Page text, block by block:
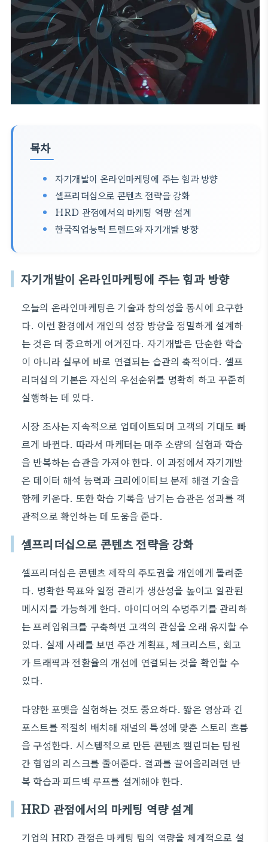
목차
자기개발이 온라인마케팅에 주는 힘과 방향
셀프리더십으로 콘텐츠 전략을 강화
HRD 관점에서의 마케팅 역량 설계
한국직업능력 트렌드와 자기개발 방향
자기개발이 온라인마케팅에 주는 힘과 방향
오늘의 온라인마케팅은 기술과 창의성을 동시에 요구한
다. 이런 환경에서 개인의 성장 방향을 정밀하게 설계하
는 것은 더 중요하게 여겨진다. 자기개발은 단순한 학습
이 아니라 실무에 바로 연결되는 습관의 축적이다. 셀프
리더십의 기본은 자신의 우선순위를 명확히 하고 꾸준히
실행하는 데 있다.
시장 조사는 지속적으로 업데이트되며 고객의 기대도 빠
르게 바뀐다. 따라서 마케터는 매주 소량의 실험과 학습
을 반복하는 습관을 가져야 한다. 이 과정에서 자기개발
은 데이터 해석 능력과 크리에이티브 문제 해결 기술을
함께 키운다. 또한 학습 기록을 남기는 습관은 성과를 객
관적으로 확인하는 데 도움을 준다.
셀프리더십으로 콘텐츠 전략을 강화
셀프리더십은 콘텐츠 제작의 주도권을 개인에게 돌려준
다. 명확한 목표와 일정 관리가 생산성을 높이고 일관된
메시지를 가능하게 한다. 아이디어의 수명주기를 관리하
는 프레임워크를 구축하면 고객의 관심을 오래 유지할 수
있다. 실제 사례를 보면 주간 계획표, 체크리스트, 회고
가 트래픽과 전환율의 개선에 연결되는 것을 확인할 수
있다.
다양한 포맷을 실험하는 것도 중요하다. 짧은 영상과 긴
포스트를 적절히 배치해 채널의 특성에 맞춘 스토리 흐름
을 구성한다. 시스템적으로 만든 콘텐츠 캘린더는 팀원
간 협업의 리스크를 줄여준다. 결과를 끌어올리려면 반
복 학습과 피드백 루프를 설계해야 한다.
HRD 관점에서의 마케팅 역량 설계
기업의 HRD 관점은 마케팅 팀의 역량을 체계적으로 설